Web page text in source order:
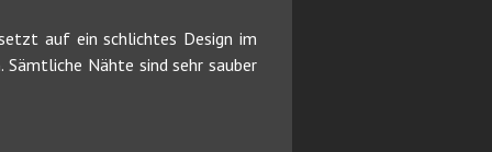
auf ein schlichtes Design im
Nähte sind sehr sauber